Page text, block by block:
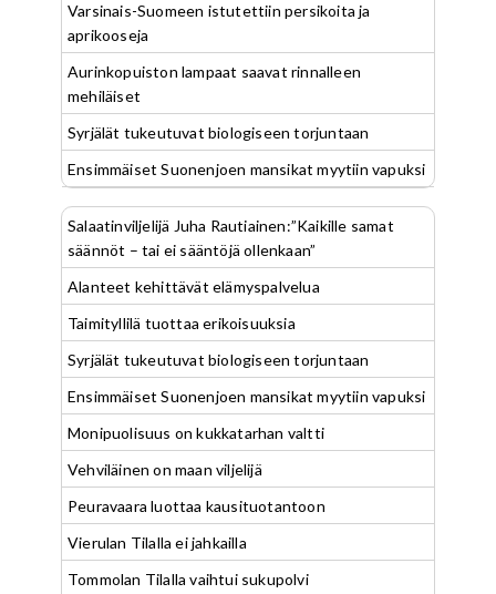
Varsinais-Suomeen istutettiin persikoita ja
aprikooseja
Aurinkopuiston lampaat saavat rinnalleen
mehiläiset
Syrjälät tukeutuvat biologiseen torjuntaan
Ensimmäiset Suonenjoen mansikat myytiin vapuksi
Salaatinviljelijä Juha Rautiainen:”Kaikille samat
säännöt – tai ei sääntöjä ollenkaan”
Alanteet kehittävät elämyspalvelua
Taimityllilä tuottaa erikoisuuksia
Syrjälät tukeutuvat biologiseen torjuntaan
Ensimmäiset Suonenjoen mansikat myytiin vapuksi
Monipuolisuus on kukkatarhan valtti
Vehviläinen on maan viljelijä
Peuravaara luottaa kausituotantoon
Vierulan Tilalla ei jahkailla
Tommolan Tilalla vaihtui sukupolvi